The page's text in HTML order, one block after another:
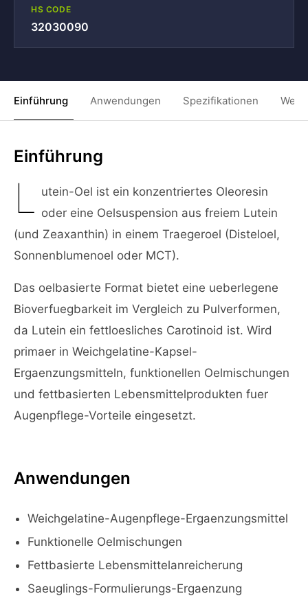
HS CODE
32030090
Einführung Anwendungen Spezifikationen
Einführung
L utein-Oel ist ein konzentriertes Oleoresin
oder eine Oelsuspension aus freiem Lutein
(und Zeaxanthin) in einem Traegeroel (Disteloel,
Sonnenblumenoel oder MCT).
Das oelbasierte Format bietet eine ueberlegene
Bioverfuegbarkeit im Vergleich zu Pulverformen,
da Lutein ein fettloesliches Carotinoid ist. Wird
primaer in Weichgelatine-Kapsel-
Ergaenzungsmitteln, funktionellen Oelmischungen
und fettbasierten Lebensmittelprodukten fuer
Augenpflege-Vorteile eingesetzt.
Anwendungen
Weichgelatine-Augenpflege-Ergaenzungsmittel
Funktionelle Oelmischungen
Fettbasierte Lebensmittelanreicherung
Saeuglings-Formulierungs-Ergaenzung